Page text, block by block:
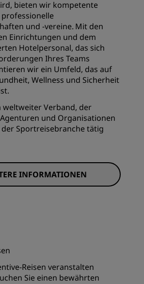
bieten wir kompetente
und -vereine. Mit den
Einrichtungen und dem
Hotelpersonal, das sich
Ihres Teams
wir ein Umfeld, das auf
Wellness und Sicherheit
weltweiter Verband, der
und Organisationen
Sportreisebranche tätig
INFORMATIONEN
Reisen veranstalten
Sie einen bewährten